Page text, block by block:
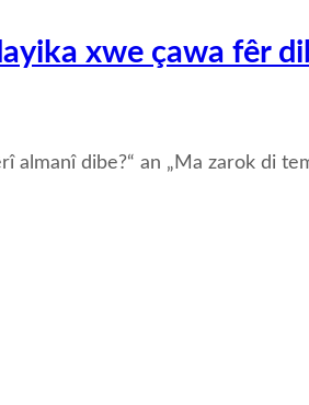
xwe çawa fêr
almanî dibe?“ an „Ma zarok di